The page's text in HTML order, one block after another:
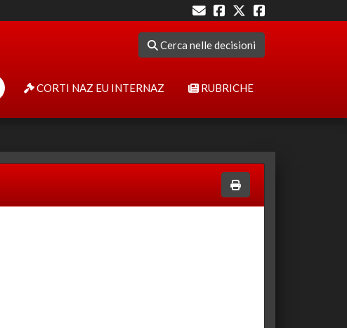
Cerca nelle decisioni
CORTI NAZ EU INTERNAZ RUBRICHE